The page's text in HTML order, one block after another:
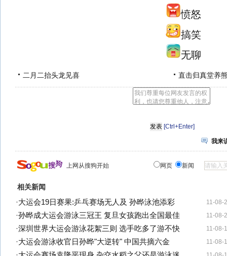
愤怒
搞笑
无聊
二月二抬头龙见喜 直击归真堂养
[Ctrl+Enter]
我来
上网从搜狗开始 网页 新闻
相关新闻
11-08-
·大运会19日赛果:乒乓赛场无人及 孙晔泳池添彩
11-08-
·孙晔成大运会游泳三冠王 复旦女孩跑出全国最佳
11-08-
·深圳世界大运会游泳花絮三则 选手吃多了游不快
11-08-
·大运会游泳收官日孙晔"大逆转" 中国共摘六金